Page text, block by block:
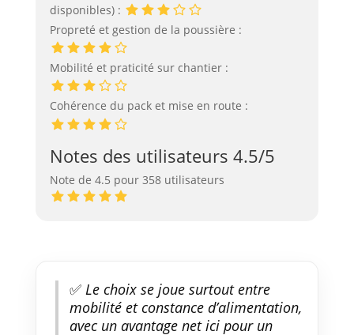
disponibles) :
Propreté et gestion de la poussière :
Mobilité et praticité sur chantier :
Cohérence du pack et mise en route :
Notes des utilisateurs 4.5/5
Note de 4.5 pour 358 utilisateurs
✅Le choix se joue surtout entre
mobilité et constance d’alimentation,
avec un avantage net ici pour un